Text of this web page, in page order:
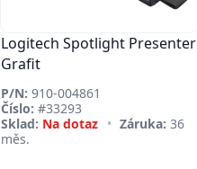
Logitech Spotlight Presenter
Grafit
P/N: 910-004861
Číslo: #33293
Sklad: Na dotaz • Záruka: 36
měs.